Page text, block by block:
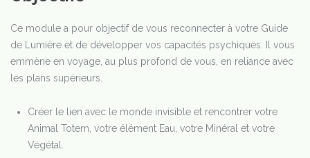
Ce module a pour objectif de vous reconnecter à votre Guide
de Lumière et de développer vos capacités psychiques. Il vous
emmène en voyage, au plus profond de vous, en reliance avec
les plans supérieurs.
Créer le lien avec le monde invisible et rencontrer votre
Animal Totem, votre élément Eau, votre Minéral et votre
Végétal.